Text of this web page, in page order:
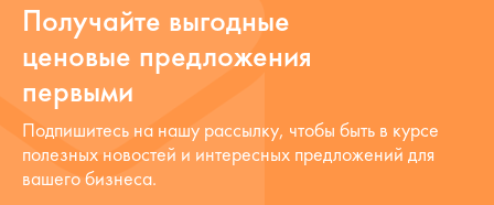
Получайте выгодные
ценовые предложения
первыми
Подпишитесь на нашу рассылку, чтобы быть в курсе
полезных новостей и интересных предложений для
вашего бизнеса.